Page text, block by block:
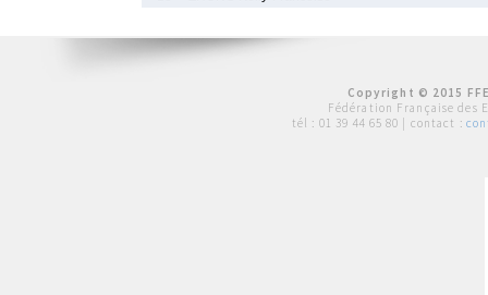
Copyright © 2015
Fédération Française des
tél : 01 39 44 65 80 | contact :